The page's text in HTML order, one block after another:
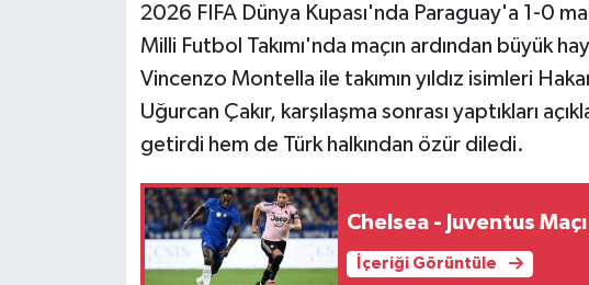
2026 FIFA Dünya Kupası'nda Paraguay'a 1-0
Milli Futbol Takımı'nda maçın ardından büyük
Vincenzo Montella ile takımın yıldız isimleri
Uğurcan Çakır, karşılaşma sonrası yaptıkları
getirdi hem de Türk halkından özür diledi.
Chelsea - Juventus
İçeriği Görüntüle